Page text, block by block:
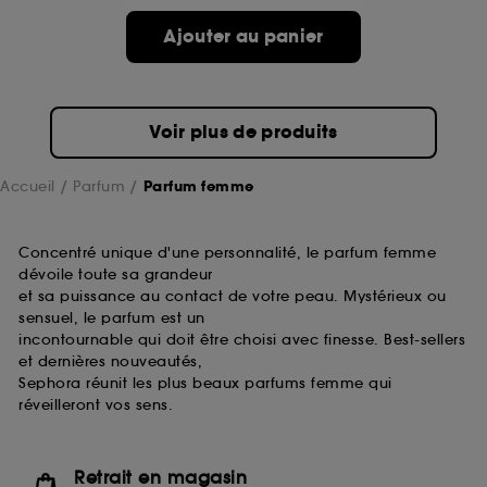
Ajouter au panier
Voir plus de produits
Accueil Parfum Parfum femme
Concentré unique d'une personnalité, le parfum femme
dévoile toute sa grandeur
et sa puissance au contact de votre peau. Mystérieux ou
sensuel, le parfum est un
incontournable qui doit être choisi avec finesse. Best-sellers
et dernières nouveautés,
Sephora réunit les plus beaux parfums femme qui
réveilleront vos sens.
Retrait en magasin
de ces cookies grâce au bouton "personnaliser mes
choix" ci-dessous ou décider de "tout accepter".
Sephora pourra associer les informations de
collectées ou générées lors de votre activité en ligne
ou en magasin. Pour refuser tous les cookies, cliques
sur "continuer sans accepter". Voous pouvez à tout
souhaitez obtenir plus d'information sur les cookies